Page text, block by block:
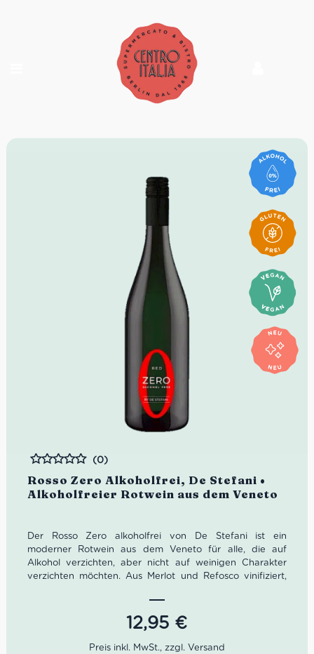
Rosso Zero Alkoholfrei, De Stefani •
Alkoholfreier Rotwein aus dem Veneto
Bewertet
(0)
Der Rosso Zero alkoholfrei von De Stefani ist ein
moderner Rotwein aus dem Veneto für alle, die auf
Alkohol verzichten, aber nicht auf weinigen Charakter
verzichten möchten. Aus Merlot und Refosco vinifiziert,
weichen, harmonischen Körper. Eine stilvolle alkoholfreie
Alternative aus dem Piave-Tal, die Aperitif, leichte Küche
und bewusste Genussmomente angenehm unkompliziert
12,95 €